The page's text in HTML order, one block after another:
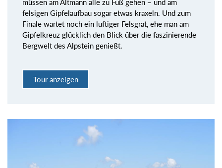
müssen am Altmann alle zu Fuß gehen – und am
felsigen Gipfelaufbau sogar etwas kraxeln. Und zum
Finale wartet noch ein luftiger Felsgrat, ehe man am
Gipfelkreuz glücklich den Blick über die faszinierende
Bergwelt des Alpstein genießt.
Tour anzeigen